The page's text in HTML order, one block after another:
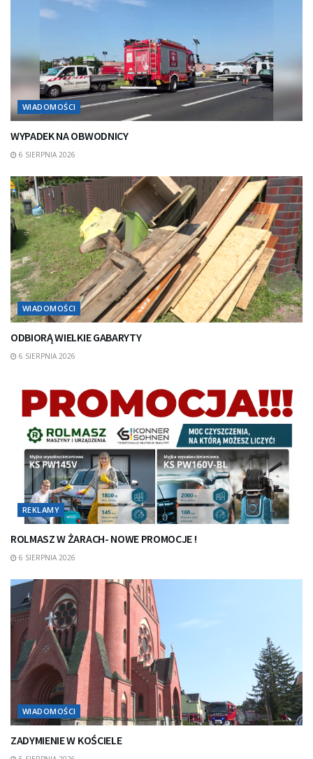
WIADOMOŚCI
WYPADEK NA OBWODNICY
6 SIERPNIA 2026
WIADOMOŚCI
ODBIORĄ WIELKIE GABARYTY
6 SIERPNIA 2026
REKLAMY
ROLMASZ W ŻARACH- NOWE PROMOCJE !
6 SIERPNIA 2026
WIADOMOŚCI
ZADYMIENIE W KOŚCIELE